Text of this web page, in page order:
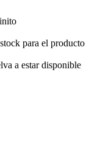
para el producto
a estar disponible